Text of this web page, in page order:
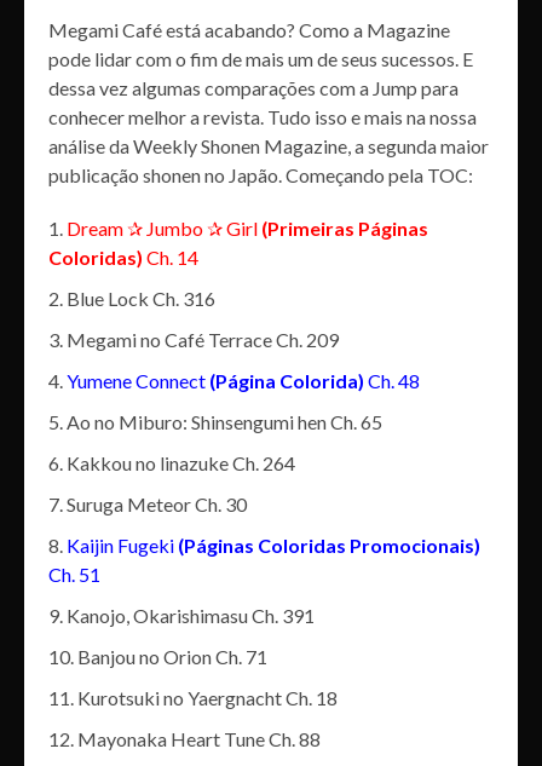
Megami Café está acabando? Como a Magazine
pode lidar com o fim de mais um de seus sucessos. E
dessa vez algumas comparações com a Jump para
conhecer melhor a revista. Tudo isso e mais na nossa
análise da Weekly Shonen Magazine, a segunda maior
publicação shonen no Japão. Começando pela TOC:
Dream ✰ Jumbo ✰ Girl (Primeiras Páginas
Coloridas) Ch. 14
Blue Lock Ch. 316
Megami no Café Terrace Ch. 209
Yumene Connect (Página Colorida) Ch. 48
Ao no Miburo: Shinsengumi hen Ch. 65
Kakkou no linazuke Ch. 264
Suruga Meteor Ch. 30
Kaijin Fugeki (Páginas Coloridas Promocionais)
Ch. 51
Kanojo, Okarishimasu Ch. 391
Banjou no Orion Ch. 71
Kurotsuki no Yaergnacht Ch. 18
Mayonaka Heart Tune Ch. 88